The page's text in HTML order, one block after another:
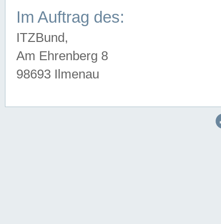
Im Auftrag des:
ITZBund,
Am Ehrenberg 8
98693 Ilmenau